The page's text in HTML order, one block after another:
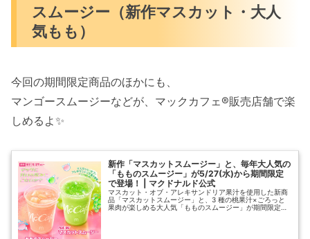
スムージー（新作マスカット・大人
気もも）
今回の期間限定商品のほかにも、
マンゴースムージーなどが、マックカフェ®販売店舗で楽
しめるよ✨️
新作「マスカットスムージー」と、毎年大人気の
「もものスムージー」が5/27(水)から期間限定
で登場！ | マクドナルド公式
マスカット・オブ・アレキサンドリア果汁を使用した新商
品「マスカットスムージー」と、3 種の桃果汁×ごろっと
果肉が楽しめる大人気「もものスムージー」が期間限定で